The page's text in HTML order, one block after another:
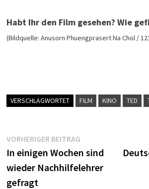
Habt Ihr den Film gesehen? Wie
(Bildquelle: Anusorn Phuengprasert Na Chol /
VERSCHLAGWORTET FILM KINO TED
Beitragsnavigation
VORHERIGER BEITRAGVorheriger
Beitrag:
In einigen Wochen sind
wieder Nachhilfelehrer
gefragt